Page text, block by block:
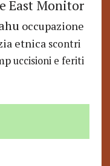
East Monitor
occupazione
etnica scontri
uccisioni e feriti